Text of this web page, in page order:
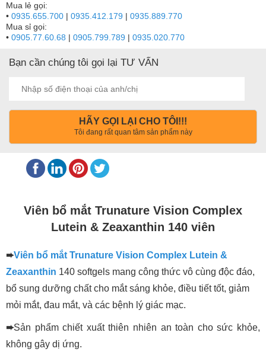
Mua lẻ gọi:
• 0935.655.700 | 0935.412.179 | 0935.889.770
Mua sỉ gọi:
• 0905.77.60.68 | 0905.799.789 | 0935.020.770
Bạn cần chúng tôi gọi lại TƯ VẤN
HÃY GỌI LẠI CHO TÔI!!!
Tôi đang rất quan tâm sản phẩm này
Viên bổ mắt Trunature Vision Complex
Lutein & Zeaxanthin 140 viên
➨Viên bổ mắt Trunature Vision Complex Lutein &
Zeaxanthin 140 softgels mang công thức vô cùng độc đáo,
bổ sung dưỡng chất cho mắt sáng khỏe, điều tiết tốt, giảm
mỏi mắt, đau mắt, và các bệnh lý giác mạc.
➨Sản phẩm chiết xuất thiên nhiên an toàn cho sức khỏe,
không gây dị ứng.